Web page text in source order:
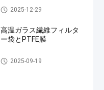
ーバッグ
ポリエステル フィルター・バ
ッグ
2025-12-29
高温ガラス繊維フィルタ
ー袋とPTFE膜
ガラス繊維フィルター袋
2025-09-19